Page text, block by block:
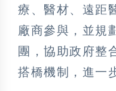
療、醫材、遠距
廠商參與，並規
團，協助政府整
搭橋機制，進一